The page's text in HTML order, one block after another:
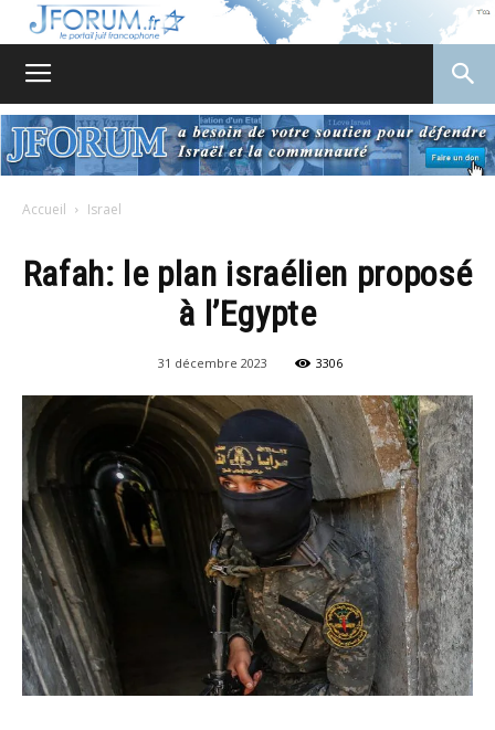
Accueil Israel
Rafah: le plan israélien proposé
à l’Egypte
31 décembre 2023 3306